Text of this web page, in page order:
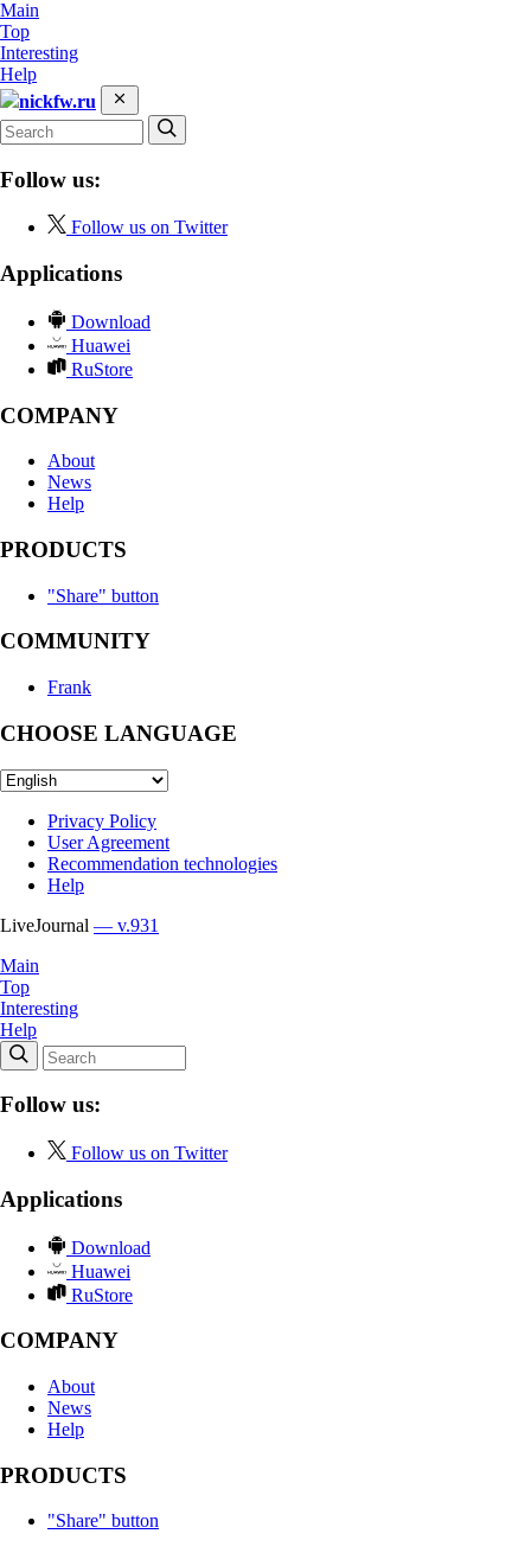
Main
Top
Interesting
Help
nickfw.ru
Follow us:
Follow us on Twitter
Applications
Download
Huawei
RuStore
COMPANY
About
News
Help
PRODUCTS
"Share" button
COMMUNITY
Frank
CHOOSE LANGUAGE
Privacy Policy
User Agreement
Recommendation technologies
Help
LiveJournal — v.931
Main
Top
Interesting
Help
Follow us:
Follow us on Twitter
Applications
Download
Huawei
RuStore
COMPANY
About
News
Help
PRODUCTS
"Share" button